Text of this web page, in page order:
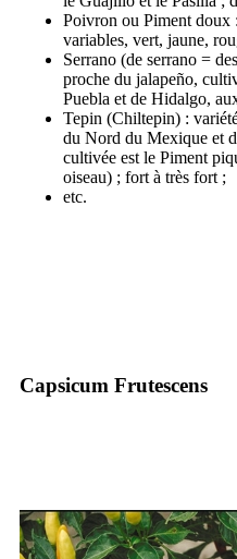
Poivron ou Piment doux
variables, vert, jaune,
Serrano (de serrano =
proche du jalapeño,
Puebla et de Hidalgo,
Tepin (Chiltepin) :
du Nord du Mexique et
cultivée est le Piment
oiseau) ; fort à très fort ;
etc.
Capsicum Frutescens